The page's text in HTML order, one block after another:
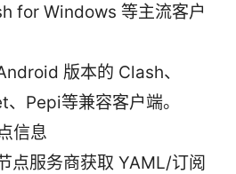
for Windows 等主流客户
版本的 Clash、
Pepi等兼容客户端。
信息
点服务商获取 YAML/订阅